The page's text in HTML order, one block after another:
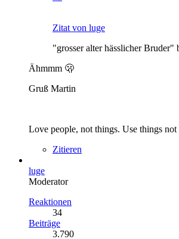
Zitat von luge
"grosser alter hässlicher Bruder"
Ähmmm 🫢
Gruß Martin
Love people, not things. Use things not
Zitieren
luge
Moderator
Reaktionen
34
Beiträge
3.790